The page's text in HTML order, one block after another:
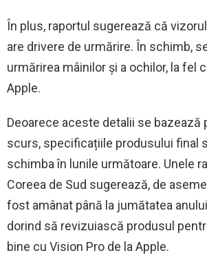
În plus, raportul sugerează că
are drivere de urmărire. În schimb,
urmărirea mâinilor și a ochilor, la fel
Apple.
Deoarece aceste detalii se bazează
scurs, specificațiile produsului final
schimba în lunile următoare. Unele
Coreea de Sud sugerează, de
fost amânat până la jumătatea
dorind să revizuiască produsul
bine cu Vision Pro de la Apple.